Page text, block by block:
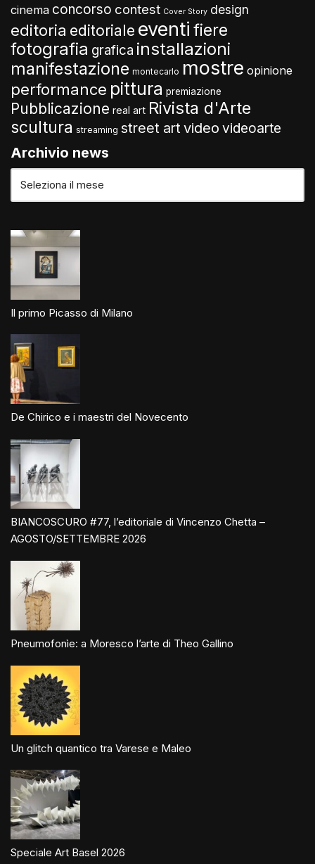
cinema concorso contest Cover Story design
editoria editoriale eventi fiere
fotografia grafica installazioni
manifestazione montecarlo mostre opinione
performance pittura premiazione
Pubblicazione real art Rivista d'Arte
scultura streaming street art video videoarte
Archivio news
Il primo Picasso di Milano
De Chirico e i maestri del Novecento
BIANCOSCURO #77, l’editoriale di Vincenzo Chetta –
AGOSTO/SETTEMBRE 2026
Pneumofonìe: a Moresco l’arte di Theo Gallino
Un glitch quantico tra Varese e Maleo
Speciale Art Basel 2026